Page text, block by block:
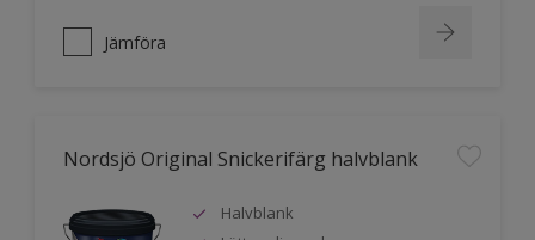
Jämföra
Nordsjö Original Snickerifärg halvblank
Halvblank